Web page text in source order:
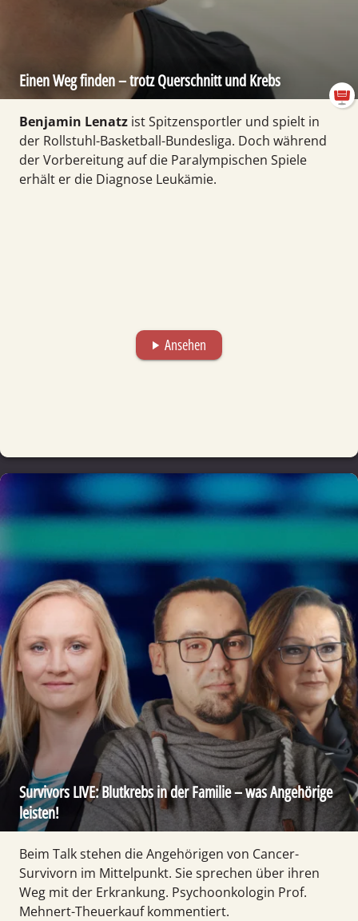
Einen Weg finden – trotz Quer­schnitt und Krebs
Benjamin Lenatz ist Spitzen­sport­ler und spielt in
der Roll­stuhl-Basket­ball-Bundes­liga. Doch während
der Vor­be­rei­tung auf die Para­lympischen Spiele
erhält er die Diagnose Leukämie.
play_arrow Ansehen
Survivors LIVE: Blut­krebs in der Familie – was Ange­hörige
leisten!
Beim Talk stehen die Ange­hörigen von Cancer­
Survivorn im Mittel­punkt. Sie sprechen über ihren
Weg mit der Erkran­kung. Psycho­onkologin Prof.
Mehnert-Theuer­kauf kommen­tiert.